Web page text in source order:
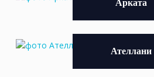
Арката
Ателлани